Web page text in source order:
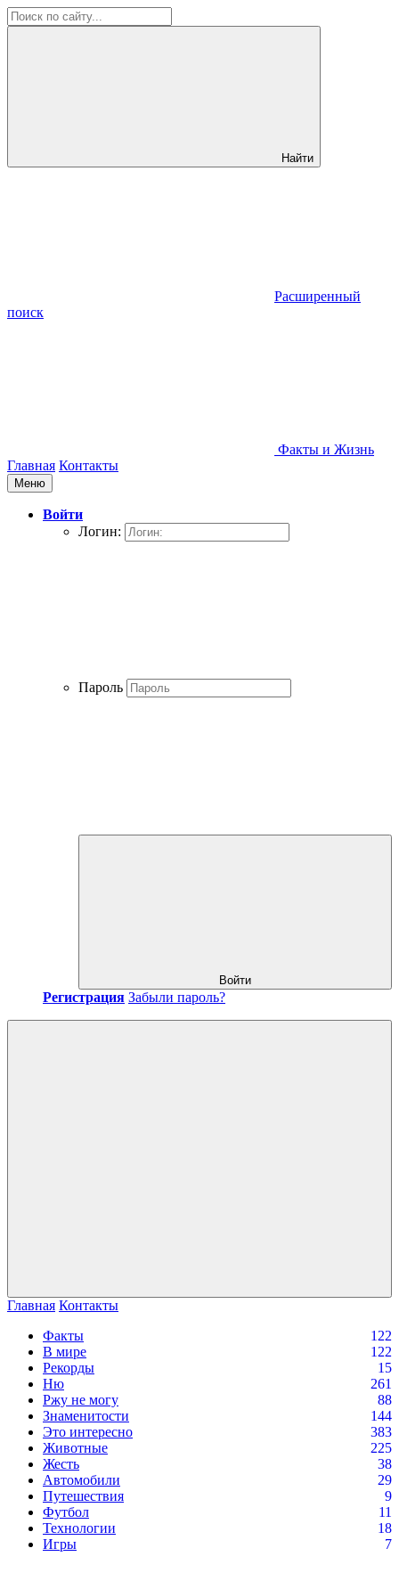
Найти
Расширенный
поиск
Факты и Жизнь
Главная Контакты
Меню
Войти
Логин:
Пароль
Войти
Регистрация Забыли пароль?
Главная Контакты
Факты
122
В мире
122
Рекорды
15
Ню
261
Ржу не могу
88
Знаменитости
144
Это интересно
383
Животные
225
Жесть
38
Автомобили
29
Путешествия
9
Футбол
11
Технологии
18
Игры
7